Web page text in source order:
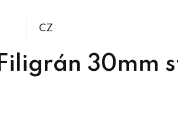
Filigrán 30mm
CZ